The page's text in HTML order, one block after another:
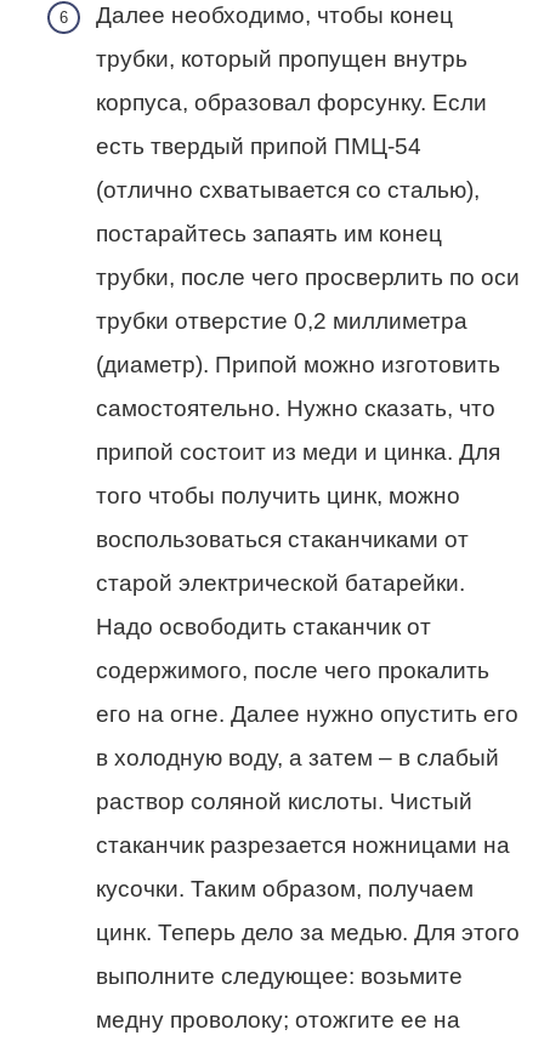
Далее необходимо, чтобы конец
трубки, который пропущен внутрь
корпуса, образовал форсунку. Если
есть твердый припой ПМЦ-54
(отлично схватывается со сталью),
постарайтесь запаять им конец
трубки, после чего просверлить по оси
трубки отверстие 0,2 миллиметра
(диаметр). Припой можно изготовить
самостоятельно. Нужно сказать, что
припой состоит из меди и цинка. Для
того чтобы получить цинк, можно
воспользоваться стаканчиками от
старой электрической батарейки.
Надо освободить стаканчик от
содержимого, после чего прокалить
его на огне. Далее нужно опустить его
в холодную воду, а затем – в слабый
раствор соляной кислоты. Чистый
стаканчик разрезается ножницами на
кусочки. Таким образом, получаем
цинк. Теперь дело за медью. Для этого
выполните следующее: возьмите
медну проволоку; отожгите ее на